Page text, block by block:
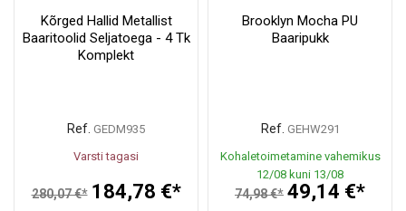
Kõrged Hallid Metallist
Baaritoolid Seljatoega - 4 Tk
Komplekt
Ref. GEDM935
Varsti tagasi
280,07 €* 184,78 €*
Brooklyn Mocha PU
Baaripukk
Ref. GEHW291
Kohaletoimetamine vahemikus
12/08 kuni 13/08
74,98 €* 49,14 €*